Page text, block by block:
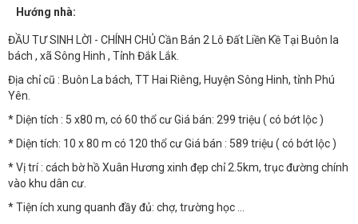
Hướng nhà:
ĐẦU TƯ SINH LỜI - CHÍNH CHỦ Cần Bán 2 Lô Đất Liền Kề Tại Buôn la
bách , xã Sông Hinh , Tỉnh Đắk Lắk.
Địa chỉ cũ : Buôn La bách, TT Hai Riêng, Huyện Sông Hinh, tỉnh Phú
Yên.
* Diện tích : 5 x80 m, có 60 thổ cư Giá bán: 299 triệu ( có bớt lộc )
* Diện tích: 10 x 80 m có 120 thổ cư Giá bán : 589 triệu ( có bớt lộc )
* Vị trí : cách bờ hồ Xuân Hương xinh đẹp chỉ 2.5km, trục đường chính
vào khu dân cư.
* Tiện ích xung quanh đầy đủ: chợ, trường học ...